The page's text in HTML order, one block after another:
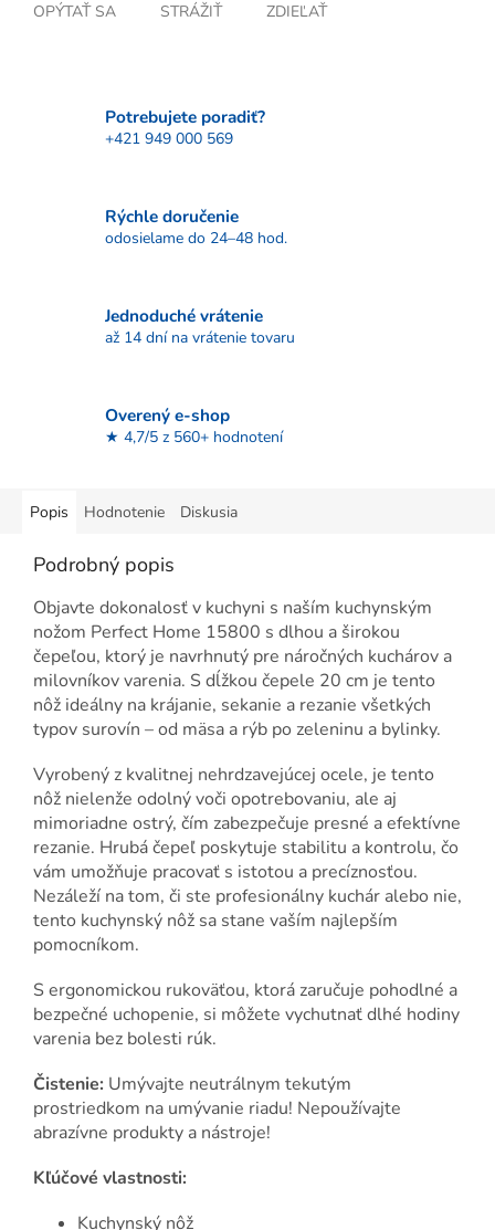
OPÝTAŤ SA STRÁŽIŤ ZDIEĽAŤ
Potrebujete poradiť?
+421 949 000 569
Rýchle doručenie
odosielame do 24–48 hod.
Jednoduché vrátenie
až 14 dní na vrátenie tovaru
Overený e-shop
★ 4,7/5 z 560+ hodnotení
Popis Hodnotenie Diskusia
Podrobný popis
Objavte dokonalosť v kuchyni s naším kuchynským
nožom Perfect Home 15800 s dlhou a širokou
čepeľou, ktorý je navrhnutý pre náročných kuchárov a
milovníkov varenia. S dĺžkou čepele 20 cm je tento
nôž ideálny na krájanie, sekanie a rezanie všetkých
typov surovín – od mäsa a rýb po zeleninu a bylinky.
Vyrobený z kvalitnej nehrdzavejúcej ocele, je tento
nôž nielenže odolný voči opotrebovaniu, ale aj
mimoriadne ostrý, čím zabezpečuje presné a efektívne
rezanie. Hrubá čepeľ poskytuje stabilitu a kontrolu, čo
vám umožňuje pracovať s istotou a precíznosťou.
Nezáleží na tom, či ste profesionálny kuchár alebo nie,
tento kuchynský nôž sa stane vaším najlepším
pomocníkom.
S ergonomickou rukoväťou, ktorá zaručuje pohodlné a
bezpečné uchopenie, si môžete vychutnať dlhé hodiny
varenia bez bolesti rúk.
Čistenie: Umývajte neutrálnym tekutým
prostriedkom na umývanie riadu! Nepoužívajte
abrazívne produkty a nástroje!
Kľúčové vlastnosti:
Kuchynský nôž